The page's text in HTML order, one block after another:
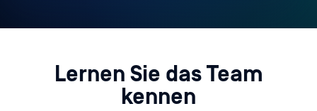
Lernen Sie das Team
kennen